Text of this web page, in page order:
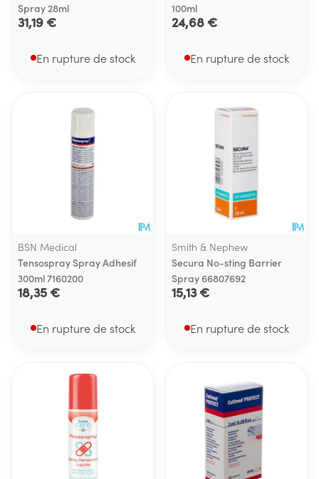
Spray 28ml
31,19 €
En rupture de stock
100ml
24,68 €
En rupture de stock
BSN Medical
Tensospray Spray Adhesif
300ml 7160200
18,35 €
En rupture de stock
Smith & Nephew
Secura No-sting Barrier
Spray 66807692
15,13 €
En rupture de stock